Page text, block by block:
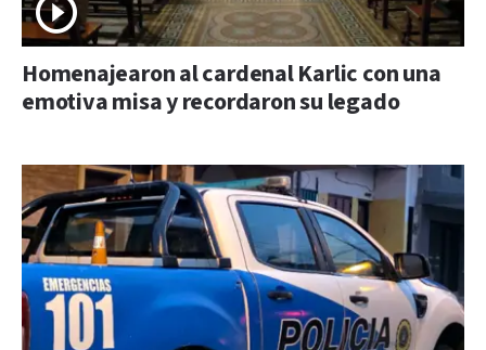
Homenajearon al cardenal Karlic con una
emotiva misa y recordaron su legado